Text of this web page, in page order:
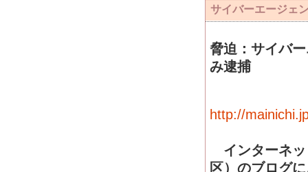
サイバーエージェ
脅迫：サイバ
み逮捕
http://
インターネッ
区）のブログ